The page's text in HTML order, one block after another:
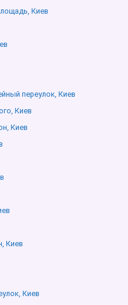
Киев
переулок, Киев
Киев
Киев
Киев
Киев